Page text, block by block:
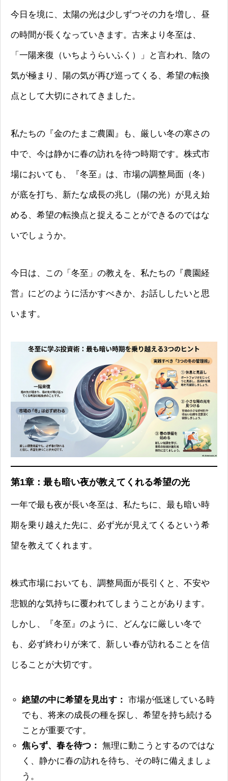
今日を境に、太陽の光は少しずつその力を増し、昼
の時間が長くなっていきます。古来より冬至は、
「一陽来復（いちようらいふく）」と言われ、陰の
気が極まり、陽の気が再び巡ってくる、希望の転換
点として大切にされてきました。
私たちの『金のたまご農園』も、厳しい冬の寒さの
中で、今は静かに春の訪れを待つ時期です。株式市
場においても、『冬至』は、市場の調整局面（冬）
が底を打ち、新たな成長の兆し（陽の光）が見え始
める、希望の転換点と捉えることができるのではな
いでしょうか。
今日は、この「冬至」の教えを、私たちの『農園経
営』にどのように活かすべきか、お話ししたいと思
います。
第1章：最も暗い夜が教えてくれる希望の光
一年で最も夜が長い冬至は、私たちに、最も暗い時
期を乗り越えた先に、必ず光が見えてくるという希
望を教えてくれます。
株式市場においても、調整局面が長引くと、不安や
悲観的な気持ちに覆われてしまうことがあります。
しかし、『冬至』のように、どんなに厳しい冬で
も、必ず終わりが来て、新しい春が訪れることを信
じることが大切です。
絶望の中に希望を見出す： 市場が低迷している時
でも、将来の成長の種を探し、希望を持ち続ける
ことが重要です。
焦らず、春を待つ： 無理に動こうとするのではな
く、静かに春の訪れを待ち、その時に備えましょ
う。